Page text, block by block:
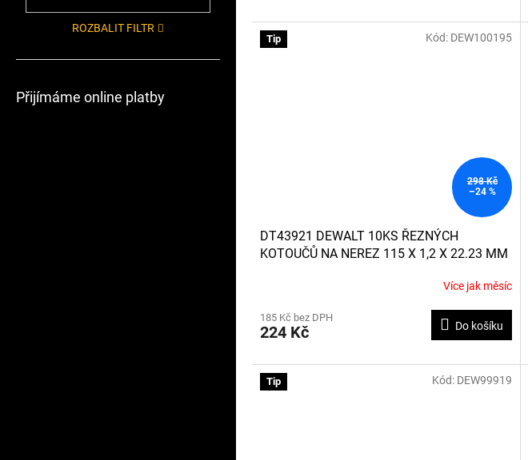
ROZBALIT FILTR
Přijímáme online platby
Tip
298 Kč
–24 %
DT43921 DEWALT 10KS ŘEZNÝCH
KOTOUČŮ NA NEREZ 115 X 1,2 X 22.23 MM
Více jak měsíc
185 Kč bez DPH
224 Kč Do košíku
Kód: DEW100195
Tip Kód: DEW99919